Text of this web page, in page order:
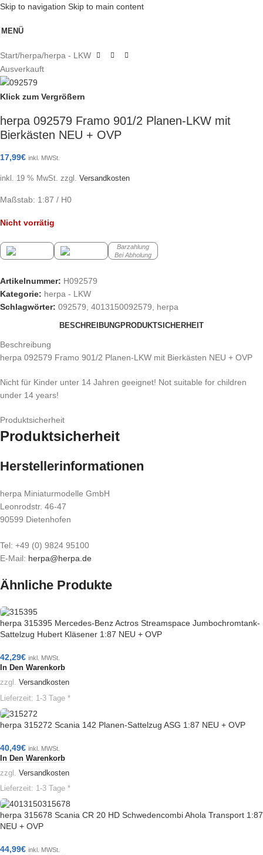
Skip to navigation Skip to main content
MENÜ
Start/herpa/herpa - LKW
Ausverkauft
Klick zum Vergrößern
herpa 092579 Framo 901/2 Planen-LKW mit
Bierkästen NEU + OVP
17,99€ inkl. MWSt.
inkl. 19 % MwSt. zzgl. Versandkosten
Maßstab: 1:87 / H0
Nicht vorrätig
Barzahlung
Bei Abholung
Artikelnummer: H092579
Kategorie: herpa - LKW
Schlagwörter: 092579, 4013150092579, herpa
BESCHREIBUNGPRODUKTSICHERHEIT
Beschreibung
herpa 092579 Framo 901/2 Planen-LKW mit Bierkästen NEU + OVP
Nicht für Kinder unter 14 Jahren geeignet! Not suitable for children
under 14 years!
Produktsicherheit
Produktsicherheit
Herstellerinformationen
herpa Miniaturmodelle GmbH
Leonrodstr. 46-47
90599 Dietenhofen
Tel: +49 (0) 9824 95100
E-Mail: herpa@herpa.de
Ähnliche Produkte
herpa 315395 Mercedes-Benz Actros Streamspace Jumbochromtank-
Sattelzug Hubert Kläsener 1:87 NEU + OVP
42,29€ inkl. MWSt.
In Den Warenkorb
zzgl. Versandkosten
Lieferzeit: 1-3 Tage *
herpa 315272 Scania 142 Planen-Sattelzug ASG 1:87 NEU + OVP
40,49€ inkl. MWSt.
In Den Warenkorb
zzgl. Versandkosten
Lieferzeit: 1-3 Tage *
herpa 315678 Scania CR 20 HD Schwedencombi Ahola Transport 1:87
NEU + OVP
44,99€ inkl. MWSt.